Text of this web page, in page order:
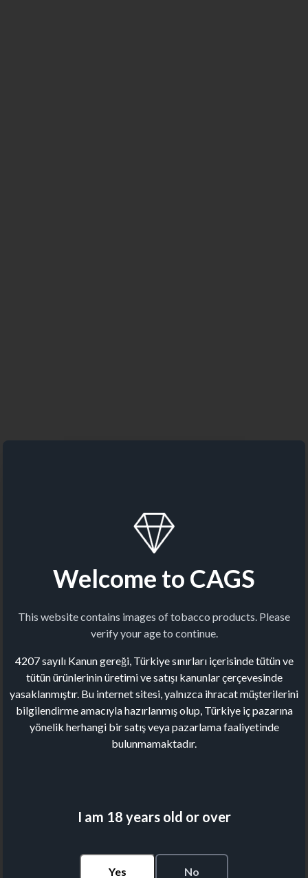
Welcome to CAGS
This website contains images of tobacco products. Please
verify your age to continue.
4207 sayılı Kanun gereği, Türkiye sınırları içerisinde tütün ve
tütün ürünlerinin üretimi ve satışı kanunlar çerçevesinde
yasaklanmıştır. Bu internet sitesi, yalnızca ihracat müşterilerini
bilgilendirme amacıyla hazırlanmış olup, Türkiye iç pazarına
yönelik herhangi bir satış veya pazarlama faaliyetinde
bulunmamaktadır.
I am 18 years old or over
Yes No